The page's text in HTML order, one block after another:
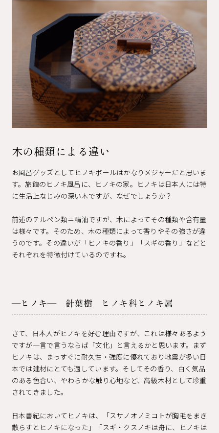
木の種類による違い
お風呂グッズとしてヒノキボールはかなりメジャーだと思いま
す。旅館のヒノキ風呂に、ヒノキの家。ヒノキは日本人には特
に生活上なじみの深い木ですが、なぜでしょうか？
前述のテルペン類＝精油ですが、木によってその種類や含有量
は様々です。そのため、木の種類によって香りやその強さが違
うのです。その違いが「ヒノキの香り」「スギの香り」などと
それぞれを特徴付けているのですね。
―ヒノキ― 針葉樹 ヒノキ科ヒノキ属
さて、日本人がヒノキを好む理由ですが、これは様々あるよう
ですが一言で言うならば「文化」と言えるかと思います。まず
ヒノキは、まっすぐに耐久性・強度に優れており地震が多い日
本では建材にとても適しています。そしてその香り、白く気品
のある色合い、やわらかな触り心地など、高級木材として珍重
されてきました。
日本書紀においてヒノキは、「スサノオノミコトが胸毛をまき
散らすとヒノキになった」「スギ・クスノキは舟に、ヒノキは